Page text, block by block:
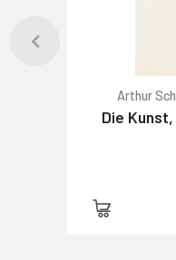
Arthur
Die